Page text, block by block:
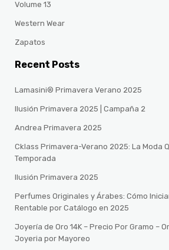
Volume 13
Western Wear
Zapatos
Recent Posts
Lamasini® Primavera Verano 2025
Ilusión Primavera 2025 | Campaña 2
Andrea Primavera 2025
Cklass Primavera-Verano 2025: La Moda
Temporada
Ilusión Primavera 2025
Perfumes Originales y Árabes: Cómo
Rentable por Catálogo en 2025
Joyería de Oro 14K – Precio Por Gramo –
Joyeria por Mayoreo